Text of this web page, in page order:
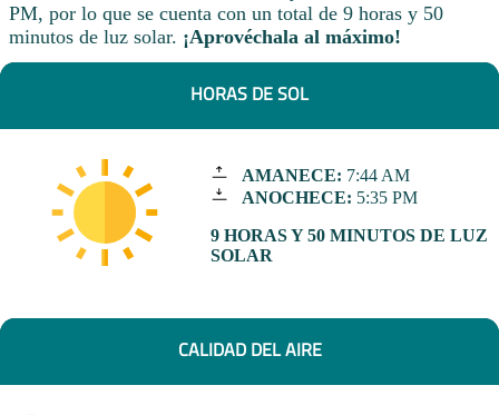
PM, por lo que se cuenta con un total de 9 horas y 50
minutos de luz solar. ¡Aprovéchala al máximo!
HORAS DE SOL
AMANECE: 7:44 AM
ANOCHECE: 5:35 PM
9 HORAS Y 50 MINUTOS DE LUZ
SOLAR
CALIDAD DEL AIRE